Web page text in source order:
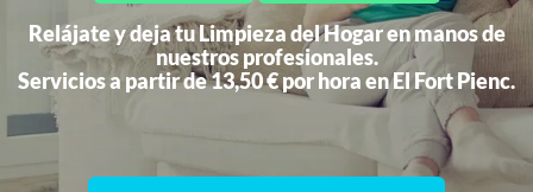
Relájate y deja tu Limpieza del Hogar en manos de
nuestros profesionales.
Servicios a partir de 13,50 € por hora enEl Fort Pienc.